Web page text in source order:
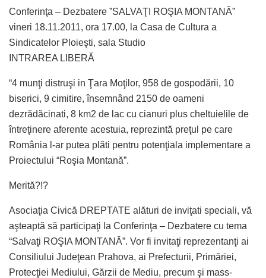
Conferinţa – Dezbatere ”SALVAŢI ROŞIA MONTANĂ”
vineri 18.11.2011, ora 17.00, la Casa de Cultura a
Sindicatelor Ploieşti, sala Studio
INTRAREA LIBERĂ
“4 munţi distruşi in Ţara Moţilor, 958 de gospodării, 10
biserici, 9 cimitire, însemnând 2150 de oameni
dezrădăcinati, 8 km2 de lac cu cianuri plus cheltuielile de
întreţinere aferente acestuia, reprezintă preţul pe care
România l-ar putea plăti pentru potenţiala implementare a
Proiectului “Roşia Montană”.
Merită?!?
Asociaţia Civică DREPTATE alături de inviţati speciali, vă
aşteaptă să participaţi la Conferinţa – Dezbatere cu tema
“Salvaţi ROŞIA MONTANĂ”. Vor fi invitaţi reprezentanţi ai
Consiliului Judeţean Prahova, ai Prefecturii, Primăriei,
Protecţiei Mediului, Gărzii de Mediu, precum şi mass-